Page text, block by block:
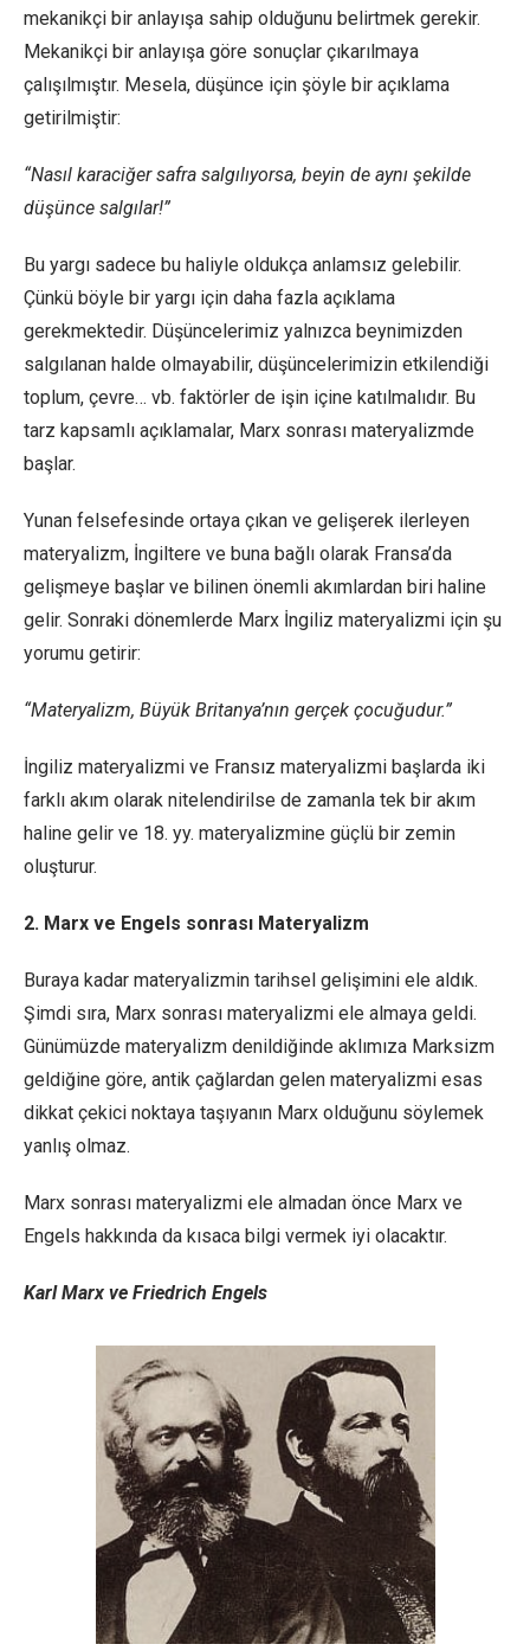
mekanikçi bir anlayışa sahip olduğunu belirtmek gerekir.
Mekanikçi bir anlayışa göre sonuçlar çıkarılmaya
çalışılmıştır. Mesela, düşünce için şöyle bir açıklama
getirilmiştir:
“Nasıl karaciğer safra salgılıyorsa, beyin de aynı şekilde
düşünce salgılar!”
Bu yargı sadece bu haliyle oldukça anlamsız gelebilir.
Çünkü böyle bir yargı için daha fazla açıklama
gerekmektedir. Düşüncelerimiz yalnızca beynimizden
salgılanan halde olmayabilir, düşüncelerimizin etkilendiği
toplum, çevre… vb. faktörler de işin içine katılmalıdır. Bu
tarz kapsamlı açıklamalar, Marx sonrası materyalizmde
başlar.
Yunan felsefesinde ortaya çıkan ve gelişerek ilerleyen
materyalizm, İngiltere ve buna bağlı olarak Fransa’da
gelişmeye başlar ve bilinen önemli akımlardan biri haline
gelir. Sonraki dönemlerde Marx İngiliz materyalizmi için şu
yorumu getirir:
“Materyalizm, Büyük Britanya’nın gerçek çocuğudur.”
İngiliz materyalizmi ve Fransız materyalizmi başlarda iki
farklı akım olarak nitelendirilse de zamanla tek bir akım
haline gelir ve 18. yy. materyalizmine güçlü bir zemin
oluşturur.
2. Marx ve Engels sonrası Materyalizm
Buraya kadar materyalizmin tarihsel gelişimini ele aldık.
Şimdi sıra, Marx sonrası materyalizmi ele almaya geldi.
Günümüzde materyalizm denildiğinde aklımıza Marksizm
geldiğine göre, antik çağlardan gelen materyalizmi esas
dikkat çekici noktaya taşıyanın Marx olduğunu söylemek
yanlış olmaz.
Marx sonrası materyalizmi ele almadan önce Marx ve
Engels hakkında da kısaca bilgi vermek iyi olacaktır.
Karl Marx ve Friedrich Engels